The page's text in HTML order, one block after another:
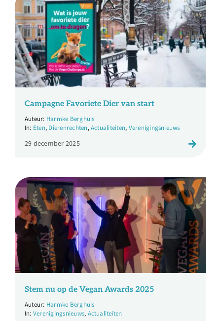
Campagne Favoriete Dier van start
Harmke Berghuis
Eten, Dierenrechten,Actualiteiten, Verenigingsnieuws
29 december 2025
Stem nu op de Vegan Awards 2025
Harmke Berghuis
Verenigingsnieuws, Actualiteiten